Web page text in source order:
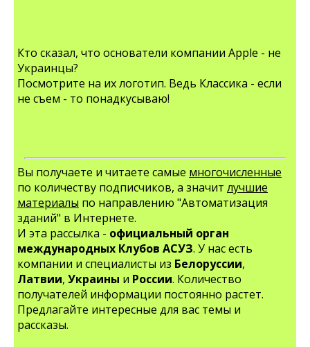
Кто сказал, что основатели компании Apple - не
Украинцы?
Посмотрите на их логотип. Ведь Классика - если
не съем - то понадкусываю!
Вы получаете и читаете самые многочисленные
по количеству подписчиков, а значит лучшие
материалы по направлению "Автоматизация
зданий" в Интернете.
И эта рассылка - официальный орган
международных Клубов АСУЗ. У нас есть
компании и специалисты из Белоруссии,
Латвии, Украины и России. Количество
получателей информации постоянно растет.
Предлагайте интересные для вас темы и
рассказы.